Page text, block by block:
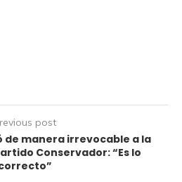
post
de manera irrevocable a la
Conservador: “Es lo